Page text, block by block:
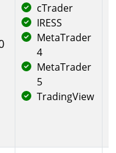
cTrader
IRESS
MetaTrader
4
MetaTrader
5
TradingView